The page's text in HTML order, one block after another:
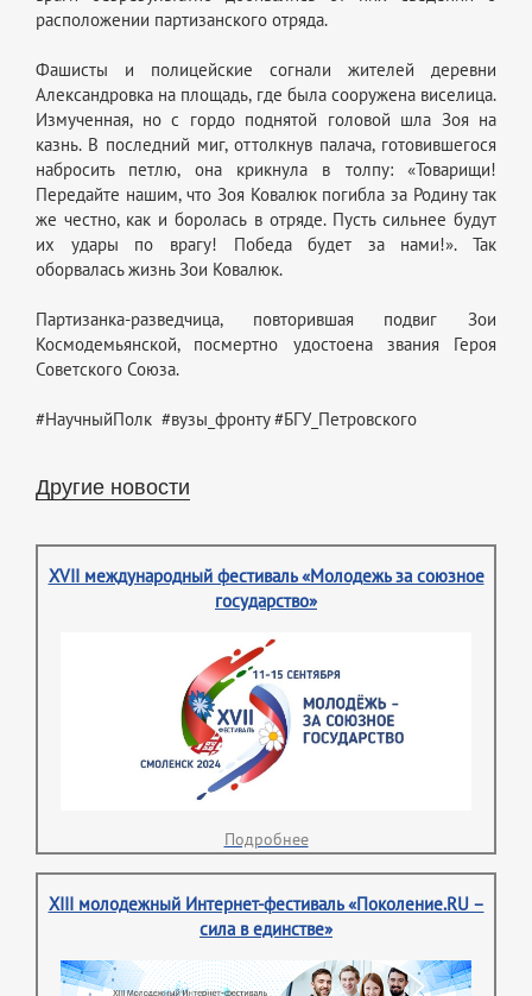
расположении партизанского отряда.
Фашисты и полицейские согнали жителей деревни
Александровка на площадь, где была сооружена виселица.
Измученная, но с гордо поднятой головой шла Зоя на
казнь. В последний миг, оттолкнув палача, готовившегося
набросить петлю, она крикнула в толпу: «Товарищи!
Передайте нашим, что Зоя Ковалюк погибла за Родину так
же честно, как и боролась в отряде. Пусть сильнее будут
их удары по врагу! Победа будет за нами!». Так
оборвалась жизнь Зои Ковалюк.
Партизанка-разведчица, повторившая подвиг Зои
Космодемьянской, посмертно удостоена звания Героя
Советского Союза.
#НаучныйПолк #вузы_фронту #БГУ_Петровского
Другие новости
XVII международный фестиваль «Молодежь за союзное
государство»
Подробнее
XIII молодежный Интернет-фестиваль «Поколение.RU –
сила в единстве»